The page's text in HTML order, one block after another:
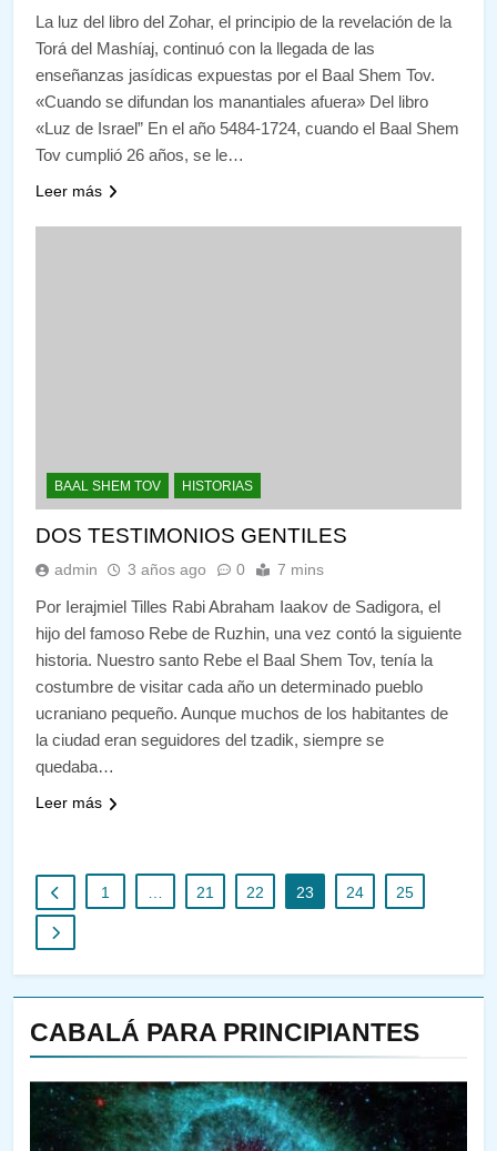
CABALÁ PARA PRINCIPIANTES
La luz del libro del Zohar, el principio de la revelación de la
Torá del Mashíaj, continuó con la llegada de las
enseñanzas jasídicas expuestas por el Baal Shem Tov.
«Cuando se difundan los manantiales afuera» Del libro
«Luz de Israel” En el año 5484-1724, cuando el Baal Shem
Tov cumplió 26 años, se le…
Leer más
BAAL SHEM TOV HISTORIAS
DOS TESTIMONIOS GENTILES
admin 3 años ago 0 7 mins
Por Ierajmiel Tilles Rabi Abraham Iaakov de Sadigora, el
hijo del famoso Rebe de Ruzhin, una vez contó la siguiente
historia. Nuestro santo Rebe el Baal Shem Tov, tenía la
costumbre de visitar cada año un determinado pueblo
ucraniano pequeño. Aunque muchos de los habitantes de
la ciudad eran seguidores del tzadik, siempre se
quedaba…
Leer más
1 … 21 22 23 24 25